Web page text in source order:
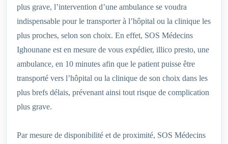
plus grave, l’intervention d’une ambulance se voudra
indispensable pour le transporter à l’hôpital ou la clinique les
plus proches, selon son choix. En effet, SOS Médecins
Ighounane est en mesure de vous expédier, illico presto, une
ambulance, en 10 minutes afin que le patient puisse être
transporté vers l’hôpital ou la clinique de son choix dans les
plus brefs délais, prévenant ainsi tout risque de complication
plus grave.
Par mesure de disponibilité et de proximité, SOS Médecins